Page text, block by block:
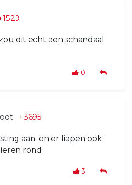
dit echt een schandaal
0
+3695
aan. en er liepen ook
rond
3